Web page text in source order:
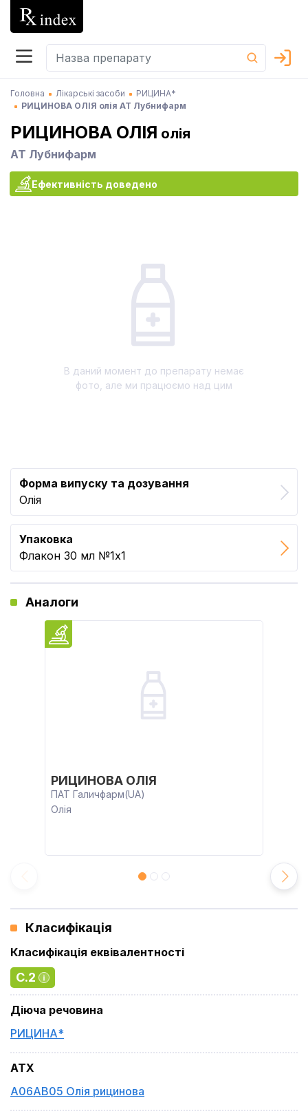
Головна Лікарські засоби
РИЦИНА*
РИЦИНОВА ОЛІЯ олія АТ Лубнифарм
РИЦИНОВА ОЛІЯ олія
АТ Лубнифарм
Ефективність доведено
В даний момент до препарату немає
фото, але ми працюємо над цим
Форма випуску та дозування
Олія
Упаковка
Флакон 30 мл №1x1
Аналоги
РИЦИНОВА ОЛІЯ
ПАТ Галичфарм(UA)
Олія
Класифікація
Класифікація еквівалентності
C.2
Діюча речовина
РИЦИНА*
ATX
A06AB05 Олія рицинова